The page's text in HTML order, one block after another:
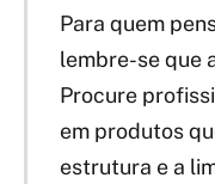
Para quem
lembre-se que
Procure
em produtos
estrutura e a